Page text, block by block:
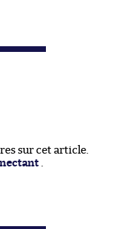
sur cet article.